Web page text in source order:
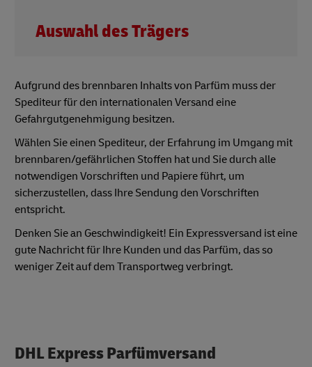
Auswahl des Trägers
Aufgrund des brennbaren Inhalts von Parfüm muss der
Spediteur für den internationalen Versand eine
Gefahrgutgenehmigung besitzen.
Wählen Sie einen Spediteur, der Erfahrung im Umgang mit
brennbaren/gefährlichen Stoffen hat und Sie durch alle
notwendigen Vorschriften und Papiere führt, um
sicherzustellen, dass Ihre Sendung den Vorschriften
entspricht.
Denken Sie an Geschwindigkeit! Ein Expressversand ist eine
gute Nachricht für Ihre Kunden und das Parfüm, das so
weniger Zeit auf dem Transportweg verbringt.
DHL Express Parfümversand